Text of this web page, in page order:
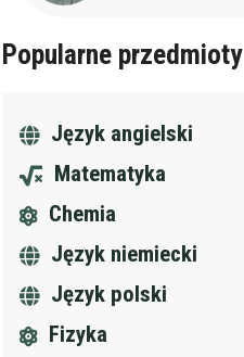
Popularne przedmioty
Język angielski
Matematyka
Chemia
Język niemiecki
Język polski
Fizyka